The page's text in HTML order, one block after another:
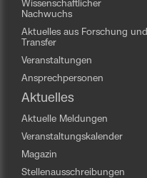
Wissenschaftlicher
Nachwuchs
Aktuelles aus Forschung und
Transfer
Veranstaltungen
Ansprechpersonen
Aktuelles
Aktuelle Meldungen
Veranstaltungskalender
Magazin
Stellenausschreibungen